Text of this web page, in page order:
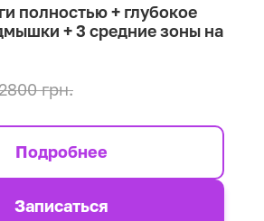
полностью + глубокое
+ 3 средние зоны на
грн.
Подробнее
Записаться